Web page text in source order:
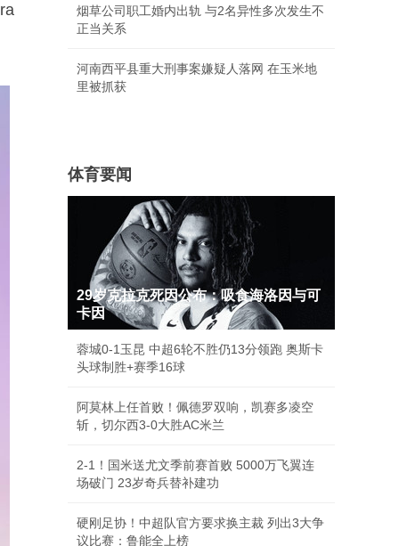
烟草公司职工婚内出轨 与2名异性多次发生不
正当关系
河南西平县重大刑事案嫌疑人落网 在玉米地
里被抓获
体育要闻
29岁克拉克死因公布：吸食海洛因与可
卡因
蓉城0-1玉昆 中超6轮不胜仍13分领跑 奥斯卡
头球制胜+赛季16球
阿莫林上任首败！佩德罗双响，凯赛多凌空
斩，切尔西3-0大胜AC米兰
2-1！国米送尤文季前赛首败 5000万飞翼连
场破门 23岁奇兵替补建功
硬刚足协！中超队官方要求换主裁 列出3大争
议比赛：鲁能全上榜